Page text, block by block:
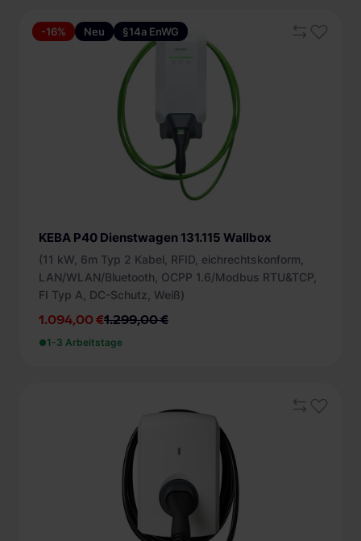
-16% Neu §14a EnWG
KEBA P40 Dienstwagen 131.115 Wallbox
(11 kW, 6m Typ 2 Kabel, RFID, eichrechtskonform,
LAN/WLAN/Bluetooth, OCPP 1.6/Modbus RTU&TCP,
FI Typ A, DC-Schutz, Weiß)
1.094,00 €1.299,00 €
1-3 Arbeitstage